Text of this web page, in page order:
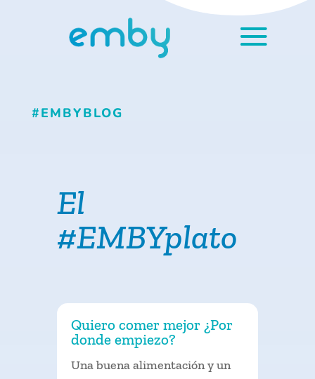
#EMBYBLOG
El
#EMBYplato
Quiero comer mejor ¿Por
donde empiezo?
Una buena alimentación y un